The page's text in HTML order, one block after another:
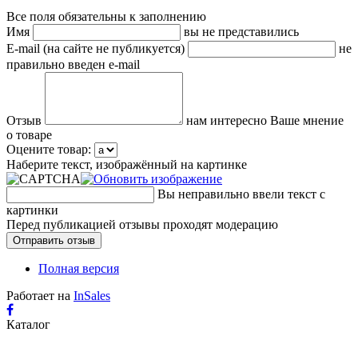
Все поля обязательны к заполнению
Имя
вы не представились
E-mail (на сайте не публикуется)
не
правильно введен e-mail
Отзыв
нам интересно Ваше мнение
о товаре
Оцените товар:
Наберите текст, изображённый на картинке
Вы неправильно ввели текст с
картинки
Перед публикацией отзывы проходят модерацию
Полная версия
Работает на InSales
Каталог